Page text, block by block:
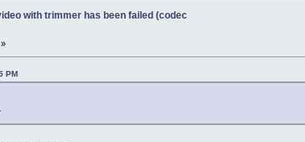
with trimmer has been failed (codec
PM